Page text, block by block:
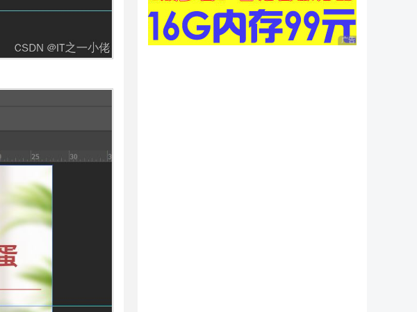
广告 商业广告，理性